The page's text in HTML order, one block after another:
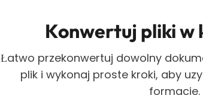
Konwertuj pliki w
Łatwo przekonwertuj dowolny
plik i wykonaj proste kroki, aby
formacie.